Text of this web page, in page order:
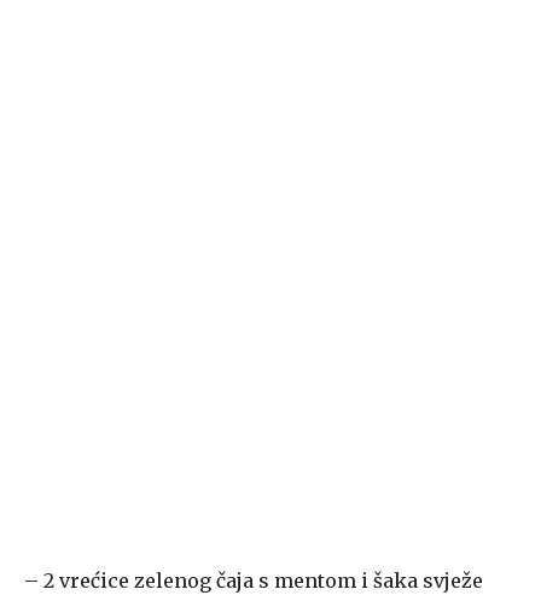
– 2 vrećice zelenog čaja s mentom i šaka svježe